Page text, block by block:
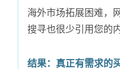
海外市场拓展困难，
搜寻也很少引用您的
结果：真正有需求的